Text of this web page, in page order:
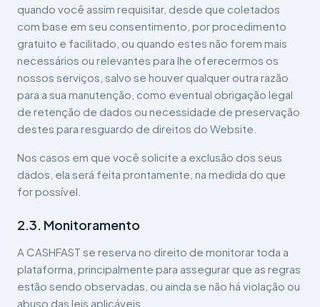
quando você assim requisitar, desde que coletados
com base em seu consentimento, por procedimento
gratuito e facilitado, ou quando estes não forem mais
necessários ou relevantes para lhe oferecermos os
nossos serviços, salvo se houver qualquer outra razão
para a sua manutenção, como eventual obrigação legal
de retenção de dados ou necessidade de preservação
destes para resguardo de direitos do Website.
Nos casos em que você solicite a exclusão dos seus
dados, ela será feita prontamente, na medida do que
for possível.
2.3. Monitoramento
A CASHFAST se reserva no direito de monitorar toda a
plataforma, principalmente para assegurar que as regras
estão sendo observadas, ou ainda se não há violação ou
abuso das leis aplicáveis.